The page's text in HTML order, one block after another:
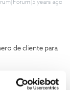
years ago
de cliente para